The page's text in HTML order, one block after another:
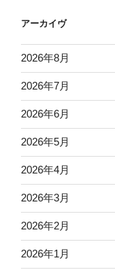
アーカイヴ
2026年8月
2026年7月
2026年6月
2026年5月
2026年4月
2026年3月
2026年2月
2026年1月